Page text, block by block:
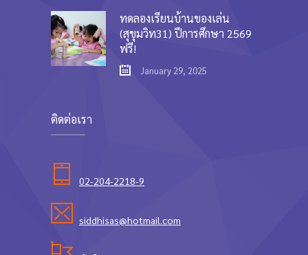
ทดลองเรียนบ้านของเล่น
(สุขุมวิท31) ปีการศึกษา 2569
ฟรี!
January 29, 2025
ติดต่อเรา
02-204-2218-9
siddhisas@hotmail.com